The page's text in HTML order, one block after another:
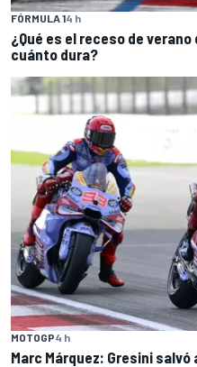
FÓRMULA 14 h
¿Qué es el receso de verano
cuánto dura?
MOTOGP4 h
Marc Márquez: Gresini salvó